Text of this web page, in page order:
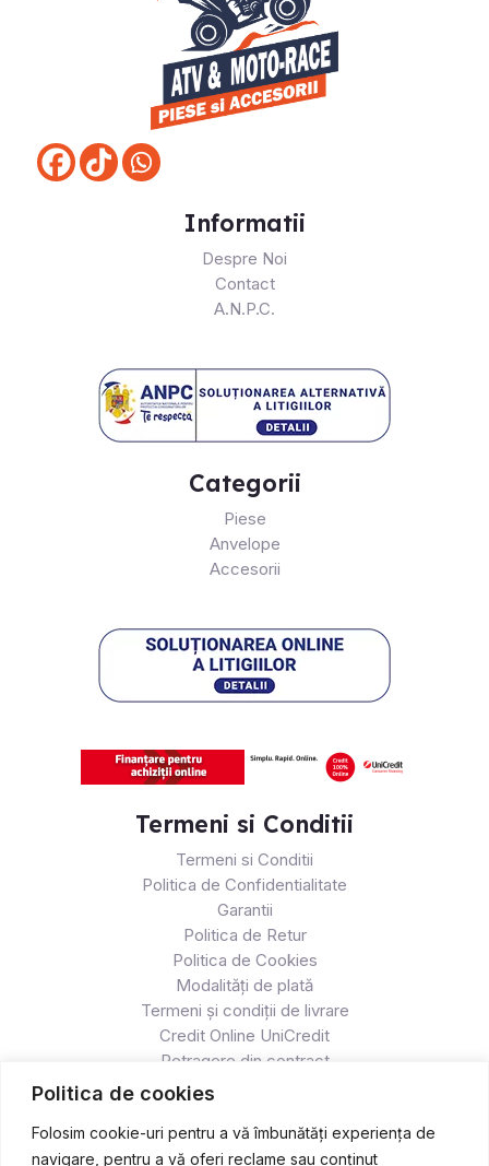
Politica de cookies
Folosim cookie-uri pentru a vă îmbunătăți experiența de
navigare, pentru a vă oferi reclame sau conținut
Informatii
Despre Noi
Contact
A.N.P.C.
Categorii
Piese
Anvelope
Accesorii
Termeni si Conditii
Termeni si Conditii
Politica de Confidentialitate
Garantii
Politica de Retur
Politica de Cookies
Modalități de plată
Termeni și condiții de livrare
Credit Online UniCredit
Retragere din contract